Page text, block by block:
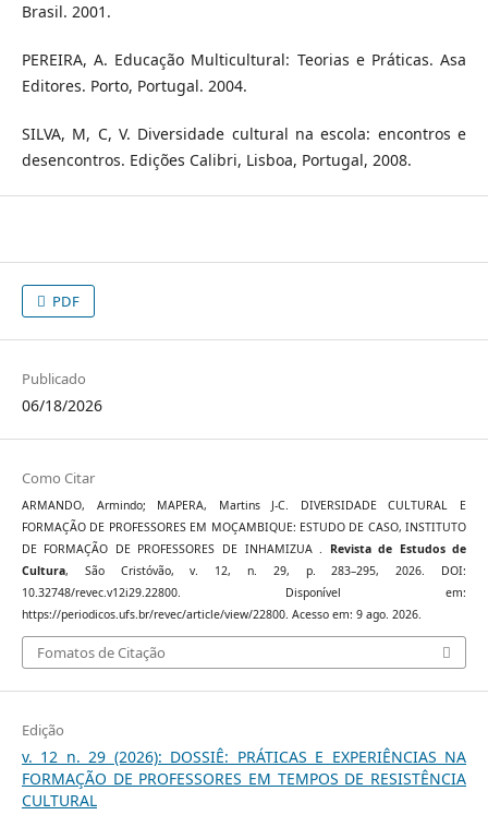
Brasil. 2001.
PEREIRA, A. Educação Multicultural: Teorias e Práticas. Asa
Editores. Porto, Portugal. 2004.
SILVA, M, C, V. Diversidade cultural na escola: encontros e
desencontros. Edições Calibri, Lisboa, Portugal, 2008.
PDF
Publicado
06/18/2026
Como Citar
ARMANDO, Armindo; MAPERA, Martins J-C. DIVERSIDADE CULTURAL E
FORMAÇÃO DE PROFESSORES EM MOÇAMBIQUE: ESTUDO DE CASO, INSTITUTO
DE FORMAÇÃO DE PROFESSORES DE INHAMIZUA .
Revista de Estudos de
Cultura, São Cristóvão, v. 12, n. 29, p. 283–295, 2026. DOI:
10.32748/revec.v12i29.22800. Disponível em:
https://periodicos.ufs.br/revec/article/view/22800. Acesso em: 9 ago. 2026.
Fomatos de Citação
Edição
v. 12 n. 29 (2026): DOSSIÊ: PRÁTICAS E EXPERIÊNCIAS NA
FORMAÇÃO DE PROFESSORES EM TEMPOS DE RESISTÊNCIA
CULTURAL